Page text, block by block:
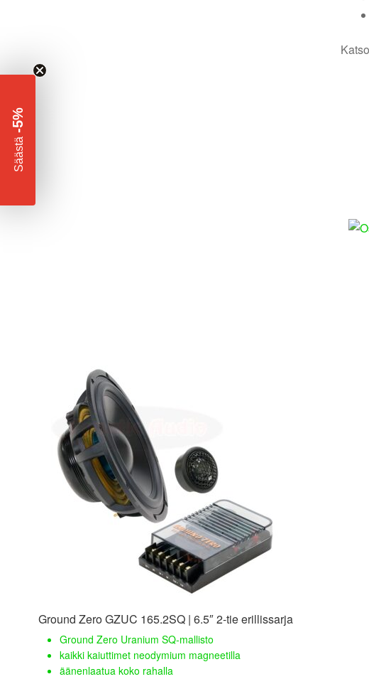
Ground Zero GZUC 165.2SQ | 6.5″ 2-tie erillissarja
Ground Zero Uranium SQ-mallisto
kaikki kaiuttimet neodymium magneetilla
äänenlaatua koko rahalla
Säästä
-5%